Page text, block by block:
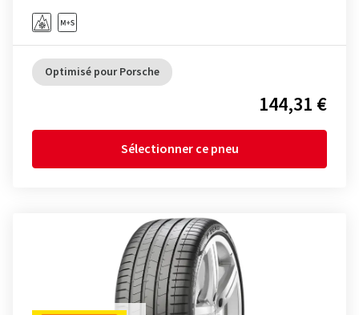
Optimisé pour Porsche
144,31 €
Sélectionner ce pneu